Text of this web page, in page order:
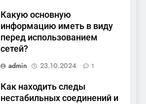
Какую основную
информацию иметь в виду
перед использованием
сетей?
admin
23.10.2024 1
Как находить следы
нестабильных соединений и